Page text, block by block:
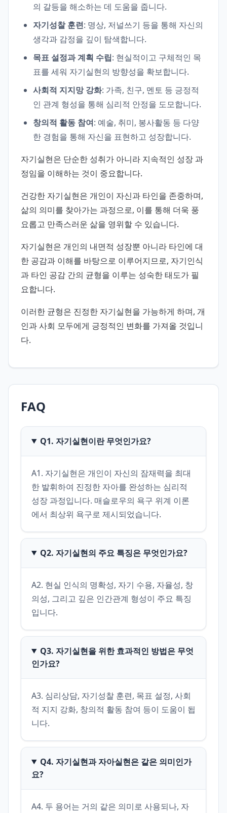
의 갈등을 해소하는 데 도움을 줍니다.
자기성찰 훈련: 명상, 저널쓰기 등을 통해 자신의
생각과 감정을 깊이 탐색합니다.
목표 설정과 계획 수립: 현실적이고 구체적인 목
표를 세워 자기실현의 방향성을 확보합니다.
사회적 지지망 강화: 가족, 친구, 멘토 등 긍정적
인 관계 형성을 통해 심리적 안정을 도모합니다.
창의적 활동 참여: 예술, 취미, 봉사활동 등 다양
한 경험을 통해 자신을 표현하고 성장합니다.
자기실현은 단순한 성취가 아니라 지속적인 성장 과
정임을 이해하는 것이 중요합니다.
건강한 자기실현은 개인이 자신과 타인을 존중하며,
삶의 의미를 찾아가는 과정으로, 이를 통해 더욱 풍
요롭고 만족스러운 삶을 영위할 수 있습니다.
자기실현은 개인의 내면적 성장뿐 아니라 타인에 대
한 공감과 이해를 바탕으로 이루어지므로, 자기인식
과 타인 공감 간의 균형을 이루는 성숙한 태도가 필
요합니다.
이러한 균형은 진정한 자기실현을 가능하게 하며, 개
인과 사회 모두에게 긍정적인 변화를 가져올 것입니
다.
FAQ
Q1. 자기실현이란 무엇인가요?
A1. 자기실현은 개인이 자신의 잠재력을 최대
한 발휘하여 진정한 자아를 완성하는 심리적
성장 과정입니다. 매슬로우의 욕구 위계 이론
에서 최상위 욕구로 제시되었습니다.
Q2. 자기실현의 주요 특징은 무엇인가요?
A2. 현실 인식의 명확성, 자기 수용, 자율성, 창
의성, 그리고 깊은 인간관계 형성이 주요 특징
입니다.
Q3. 자기실현을 위한 효과적인 방법은 무엇
인가요?
A3. 심리상담, 자기성찰 훈련, 목표 설정, 사회
적 지지 강화, 창의적 활동 참여 등이 도움이 됩
니다.
Q4. 자기실현과 자아실현은 같은 의미인가
요?
A4. 두 용어는 거의 같은 의미로 사용되나, 자